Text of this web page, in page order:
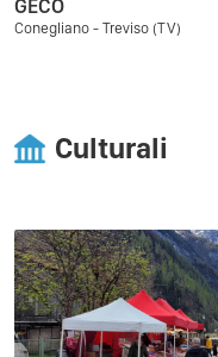
GECO
Conegliano - Treviso (TV)
Culturali